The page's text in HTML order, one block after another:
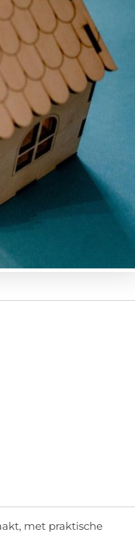
met praktische